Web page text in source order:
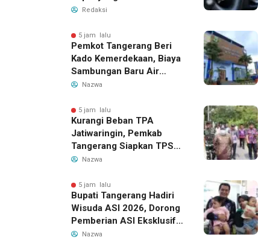
Dilakukan
Redaksi
5 jam lalu
Pemkot Tangerang Beri
Kado Kemerdekaan, Biaya
Sambungan Baru Air
Bersih Dipangkas Jadi
Nazwa
5 jam lalu
Kurangi Beban TPA
Jatiwaringin, Pemkab
Tangerang Siapkan TPS3R
Baru di Tigaraksa
Nazwa
5 jam lalu
Bupati Tangerang Hadiri
Wisuda ASI 2026, Dorong
Pemberian ASI Eksklusif
untuk Wujudkan Generasi
Nazwa